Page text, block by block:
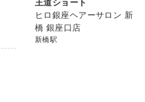
王道ショート
ヒロ銀座ヘアーサロン 新
橋 銀座口店
新橋駅